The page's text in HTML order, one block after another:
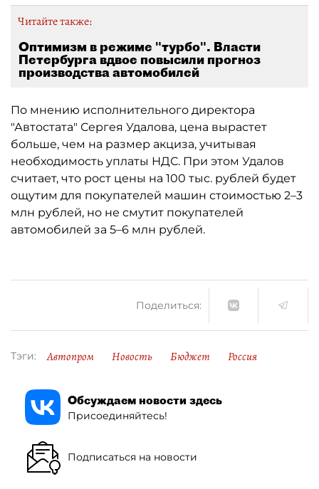
Читайте также:
Оптимизм в режиме "турбо". Власти
Петербурга вдвое повысили прогноз
производства автомобилей
По мнению исполнительного директора
"Автостата" Сергея Удалова, цена вырастет
больше, чем на размер акциза, учитывая
необходимость уплаты НДС. При этом Удалов
считает, что рост цены на 100 тыс. рублей будет
ощутим для покупателей машин стоимостью 2–3
млн рублей, но не смутит покупателей
автомобилей за 5–6 млн рублей.
Поделиться:
Тэги: Автопром Новость Бюджет Россия
Обсуждаем новости здесь
Присоединяйтесь!
Подписаться на новости